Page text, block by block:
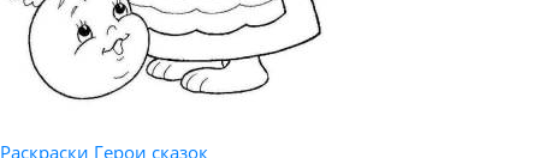
Раскраски Герои сказок